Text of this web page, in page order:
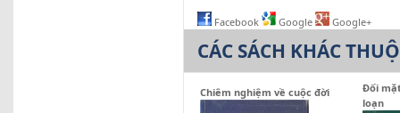
Facebook Google Google+
CÁC SÁCH KHÁC
Chiêm nghiệm về cuộc đời
Đối
loạn